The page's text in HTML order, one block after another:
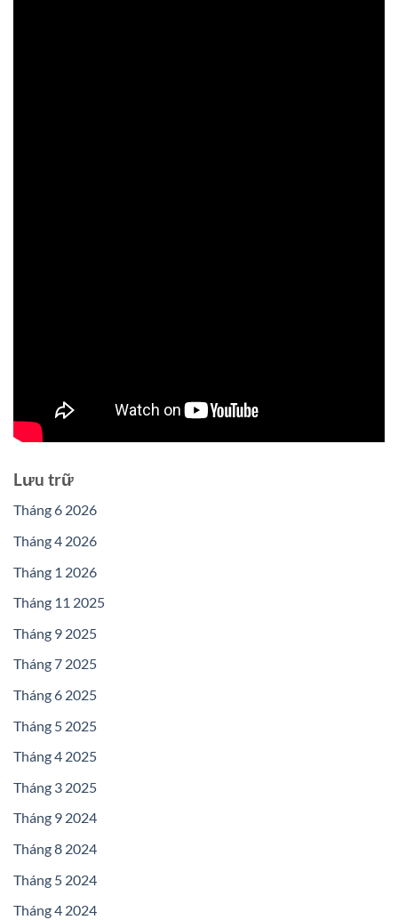
Lưu trữ
Tháng 6 2026
Tháng 4 2026
Tháng 1 2026
Tháng 11 2025
Tháng 9 2025
Tháng 7 2025
Tháng 6 2025
Tháng 5 2025
Tháng 4 2025
Tháng 3 2025
Tháng 9 2024
Tháng 8 2024
Tháng 5 2024
Tháng 4 2024